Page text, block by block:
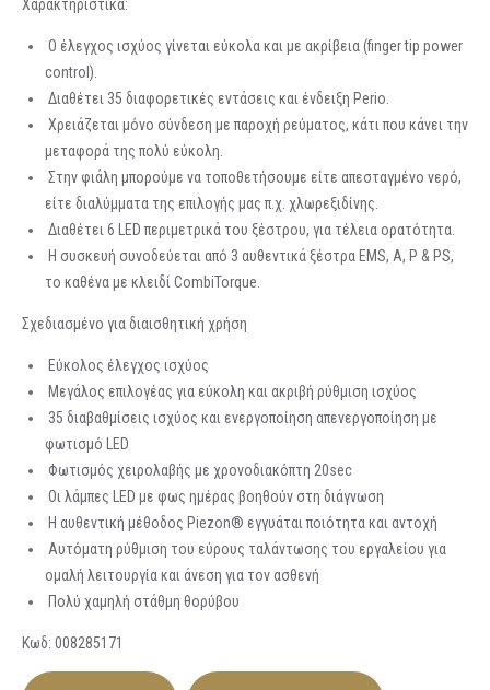
Χαρακτηριστικά:
Ο έλεγχος ισχύος γίνεται εύκολα και με ακρίβεια (finger tip power
control).
Διαθέτει 35 διαφορετικές εντάσεις και ένδειξη Perio.
Χρειάζεται μόνο σύνδεση με παροχή ρεύματος, κάτι που κάνει την
μεταφορά της πολύ εύκολη.
Στην φιάλη μπορούμε να τοποθετήσουμε είτε απεσταγμένο νερό,
είτε διαλύμματα της επιλογής μας π.χ. χλωρεξιδίνης.
Διαθέτει 6 LED περιμετρικά του ξέστρου, για τέλεια ορατότητα.
Η συσκευή συνοδεύεται από 3 αυθεντικά ξέστρα EMS, A, P & PS,
το καθένα με κλειδί CombiTorque.
Σχεδιασμένο για διαισθητική χρήση
Εύκολος έλεγχος ισχύος
Μεγάλος επιλογέας για εύκολη και ακριβή ρύθμιση ισχύος
35 διαβαθμίσεις ισχύος και ενεργοποίηση απενεργοποίηση με
φωτισμό LED
Φωτισμός χειρολαβής με χρονοδιακόπτη 20sec
Οι λάμπες LED με φως ημέρας βοηθούν στη διάγνωση
Η αυθεντική μέθοδος Piezon® εγγυάται ποιότητα και αντοχή
Αυτόματη ρύθμιση του εύρους ταλάντωσης του εργαλείου για
ομαλή λειτουργία και άνεση για τον ασθενή
Πολύ χαμηλή στάθμη θορύβου
Κωδ: 008285171